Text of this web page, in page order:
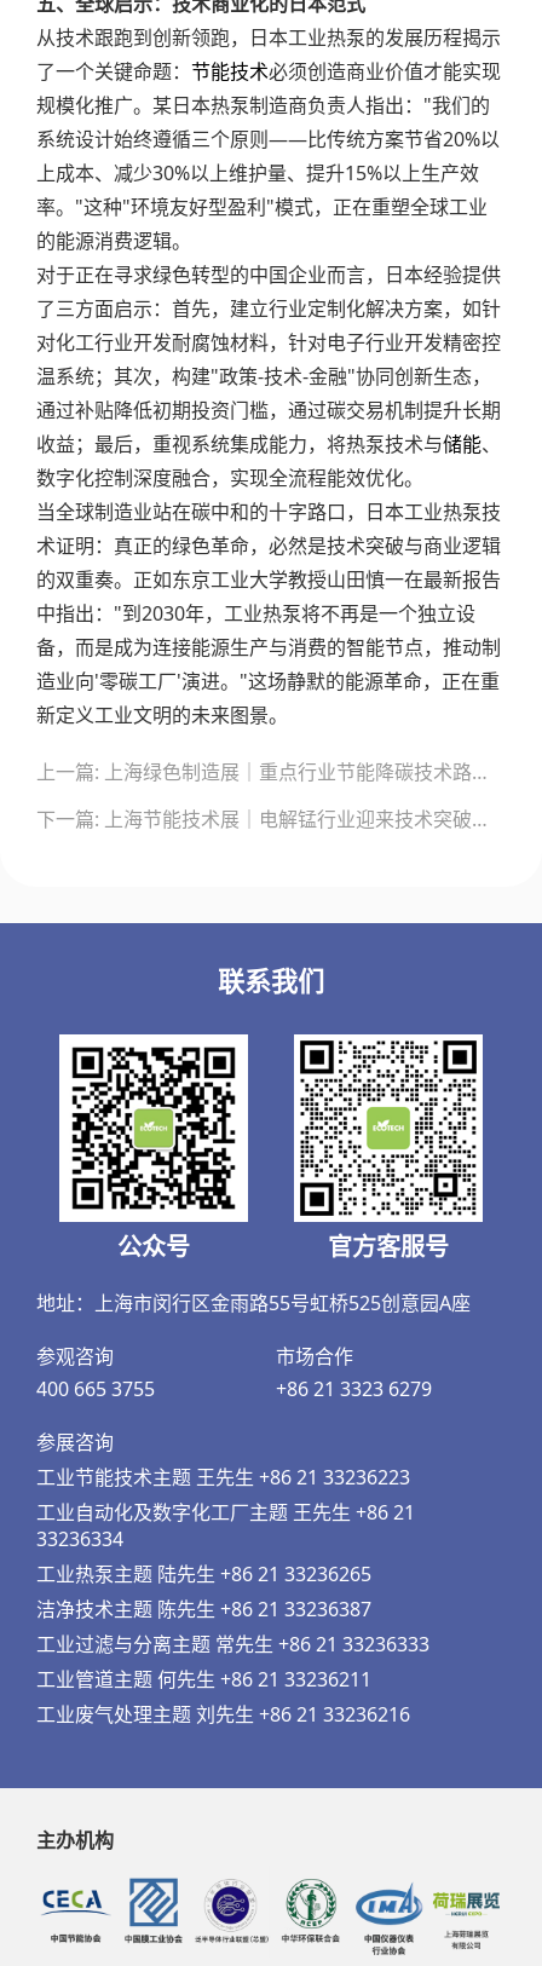
从技术跟跑到创新领跑，日本工业热泵的发展历程揭示
了一个关键命题： 节能技术必须创造商业价值才能实现
规模化推广。某日本热泵制造商负责人指出："我们的
系统设计始终遵循三个原则——比传统方案节省20%以
上成本、减少30%以上维护量、提升15%以上生产效
率。"这种"环境友好型盈利"模式，正在重塑全球工业
的能源消费逻辑。
对于正在寻求绿色转型的中国企业而言，日本经验提供
了三方面启示：首先，建立行业定制化解决方案，如针
对化工行业开发耐腐蚀材料，针对电子行业开发精密控
温系统；其次，构建"政策-技术-金融"协同创新生态，
通过补贴降低初期投资门槛，通过碳交易机制提升长期
收益；最后，重视系统集成能力，将热泵技术与储能、
数字化控制深度融合，实现全流程能效优化。
当全球制造业站在碳中和的十字路口，日本工业热泵技
术证明：真正的绿色革命，必然是技术突破与商业逻辑
的双重奏。正如东京工业大学教授山田慎一在最新报告
中指出："到2030年，工业热泵将不再是一个独立设
备，而是成为连接能源生产与消费的智能节点，推动制
造业向'零碳工厂'演进。"这场静默的能源革命，正在重
新定义工业文明的未来图景。
章
航
上一篇: 上海绿色制造展｜重点行业节能降碳技术路径明确，中央预算内投资专项支持系统化改造
下一篇: 上海节能技术展｜电解锰行业迎来技术突破：新型节能装备实现电流效率超80%与清洁生产
联系我们
公众号 官方客服号
地址：上海市闵行区金雨路55号虹桥525创意园A座
参观咨询
400 665 3755
市场合作
+86 21 3323 6279
参展咨询
工业节能技术主题 王先生 +86 21 33236223
工业自动化及数字化工厂主题 王先生 +86 21
33236334
工业热泵主题 陆先生 +86 21 33236265
洁净技术主题 陈先生 +86 21 33236387
工业过滤与分离主题 常先生 +86 21 33236333
工业管道主题 何先生 +86 21 33236211
工业废气处理主题 刘先生 +86 21 33236216
主办机构